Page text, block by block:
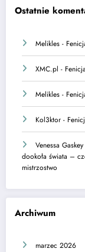
Ostatnie
Melikles -
XMC.pl -
Melikles -
Kol3ktor -
Venessa Gaskey
dookoła świata –
mistrzostwo
Archiwum
marzec 2026